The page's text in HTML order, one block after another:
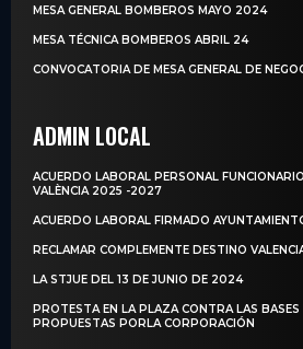
MESA GENERAL BOMBEROS MAYO 2024
MESA TÉCNICA BOMBEROS ABRIL 24
CONVOCATORIA DE MESA GENERAL DE
ADMIN LOCAL
ACUERDO LABORAL PERSONAL
VALÈNCIA 2025 -2027
ACUERDO LABORAL FIRMADO
RECLAMAR COMPLEMENTE DESTINO
LA STJUE DEL 13 DE JUNIO DE 2024
PROTESTA EN LA PLAZA CONTRA LAS
PROPUESTAS PORLA CORPORACIÓN